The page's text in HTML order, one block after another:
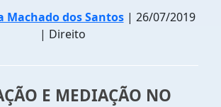
Machado dos Santos| 26/07/2019
| Direito
E MEDIAÇÃO NO